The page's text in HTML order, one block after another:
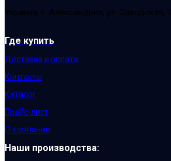
Украина, г. Александрия, ул. Заводская, 1
Где купить
Доставка и оплата
Контакты
Каталог
Прайс-лист
О компании
Наши производства: